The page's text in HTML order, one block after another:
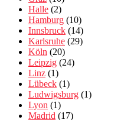
Halle (2)
Hamburg (10)
Innsbruck (14)
Karlsruhe (29)
Köln (20)
Leipzig (24)
Linz (1)
Lübeck (1)
Ludwigsburg (1)
Lyon (1)
Madrid (17)